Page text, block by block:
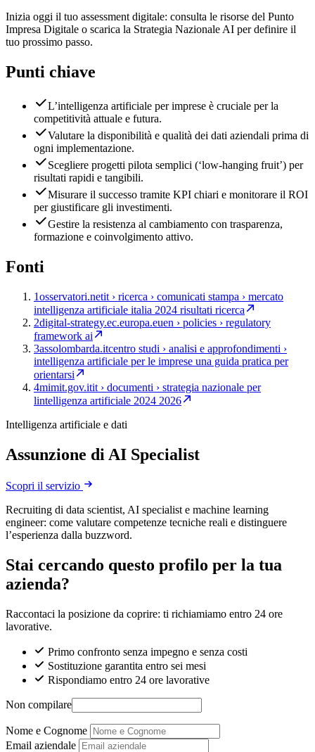
Inizia oggi il tuo assessment digitale: consulta le risorse del Punto
Impresa Digitale o scarica la Strategia Nazionale AI per definire il
tuo prossimo passo.
Punti chiave
L’intelligenza artificiale per imprese è cruciale per la
competitività attuale e futura.
Valutare la disponibilità e qualità dei dati aziendali prima di
ogni implementazione.
Scegliere progetti pilota semplici (‘low-hanging fruit’) per
risultati rapidi e tangibili.
Misurare il successo tramite KPI chiari e monitorare il ROI
per giustificare gli investimenti.
Gestire la resistenza al cambiamento con trasparenza,
formazione e coinvolgimento attivo.
Fonti
1osservatori.netit › ricerca › comunicati stampa › mercato
intelligenza artificiale italia 2024 risultati ricerca
2digital-strategy.ec.europa.euen › policies › regulatory
framework ai
3assolombarda.itcentro studi › analisi e approfondimenti ›
intelligenza artificiale per le imprese una guida pratica per
orientarsi
4mimit.gov.itit › documenti › strategia nazionale per
lintelligenza artificiale 2024 2026
Intelligenza artificiale e dati
Assunzione di AI Specialist
Scopri il servizio
Recruiting di data scientist, AI specialist e machine learning
engineer: come valutare competenze tecniche reali e distinguere
l’esperienza dalla buzzword.
Stai cercando questo profilo per la tua
azienda?
Raccontaci la posizione da coprire: ti richiamiamo entro 24 ore
lavorative.
Primo confronto senza impegno e senza costi
Sostituzione garantita entro sei mesi
Rispondiamo entro 24 ore lavorative
Non compilare
Nome e Cognome
Email aziendale